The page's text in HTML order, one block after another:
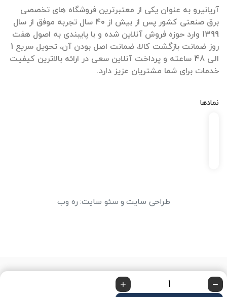
آریانیرو به عنوان یکی از معتبرترین فروشگاه های تخصصی
برق صنعتی کشور پس از بیش از 40 سال تجربه موفق از سال
1399 وارد حوزه فروش آنلاین شده و با پایبندی به اصول هفت
روز ضمانت بازگشت کالا، ضمانت اصل بودن آن، تحویل سریع 1
الی 48 ساعته و پرداخت آنلاین سعی در ارائه بالاترین کیفیت
خدمات برای شما مشتریان عزیز دارد.
نمادها
طراحی سایت و سئو سایت: ره وب